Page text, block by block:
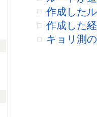
作成した
作成した
キョリ測